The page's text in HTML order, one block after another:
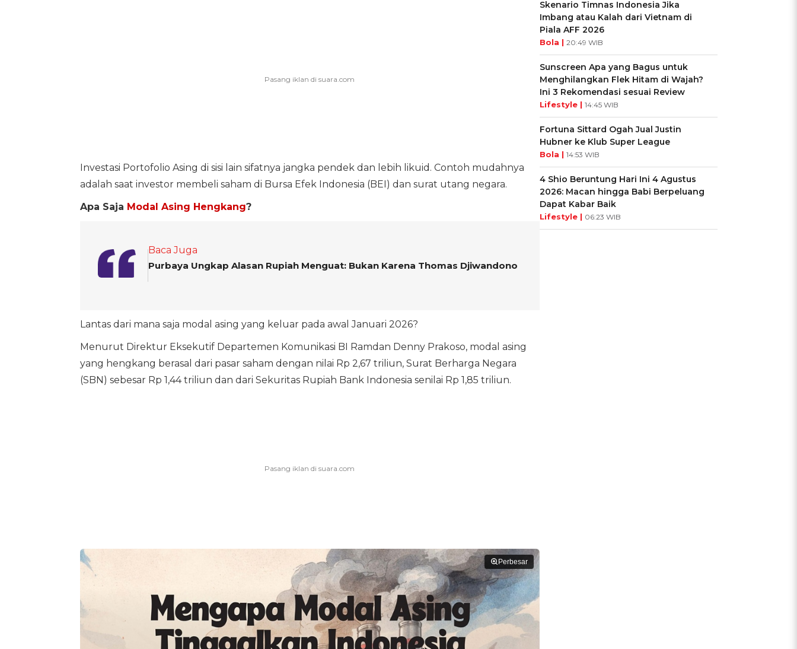
Investasi Portofolio Asing di sisi lain sifatnya jangka pendek dan lebih likuid. Contoh mudahnya
adalah saat investor membeli saham di Bursa Efek Indonesia (BEI) dan surat utang negara.
Apa Saja Modal Asing Hengkang?
Baca Juga
Purbaya Ungkap Alasan Rupiah Menguat: Bukan Karena Thomas Djiwandono
Lantas dari mana saja modal asing yang keluar pada awal Januari 2026?
Menurut Direktur Eksekutif Departemen Komunikasi BI Ramdan Denny Prakoso, modal asing
yang hengkang berasal dari pasar saham dengan nilai Rp 2,67 triliun, Surat Berharga Negara
(SBN) sebesar Rp 1,44 triliun dan dari Sekuritas Rupiah Bank Indonesia senilai Rp 1,85 triliun.
Perbesar
Skenario Timnas Indonesia Jika
Imbang atau Kalah dari Vietnam di
Piala AFF 2026
Bola | 20:49 WIB
Sunscreen Apa yang Bagus untuk
Menghilangkan Flek Hitam di Wajah?
Ini 3 Rekomendasi sesuai Review
Lifestyle | 14:45 WIB
Fortuna Sittard Ogah Jual Justin
Hubner ke Klub Super League
Bola | 14:53 WIB
4 Shio Beruntung Hari Ini 4 Agustus
2026: Macan hingga Babi Berpeluang
Dapat Kabar Baik
Lifestyle | 06:23 WIB